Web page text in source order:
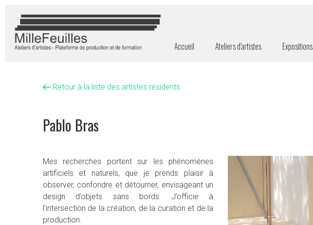
Accueil Ateliers d’artistes Expositions
Retour à la liste des artistes résidents
Pablo Bras
Mes recherches portent sur les phénomènes
artificiels et naturels, que je prends plaisir à
observer, confondre et détourner, envisageant un
design d’objets sans bords. J’officie à
l’intersection de la création, de la curation et de la
production.